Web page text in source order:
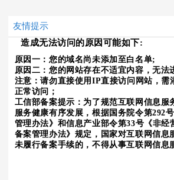
友情提示
造成无法访问的原因可能如下:
原因一：您的域名尚未添加至白名单;
原因二：您的网站存在不适宜内容，无法
注意：请勿直接使用IP直接访问网站，需
正常访问；
工信部备案提示：为了规范互联网信息服
服务健康有序发展，根据国务院令第292
管理办法》和信息产业部令第33号《非经
备案管理办法》规定，国家对互联网信息
未履行备案手续的，不得从事互联网信息